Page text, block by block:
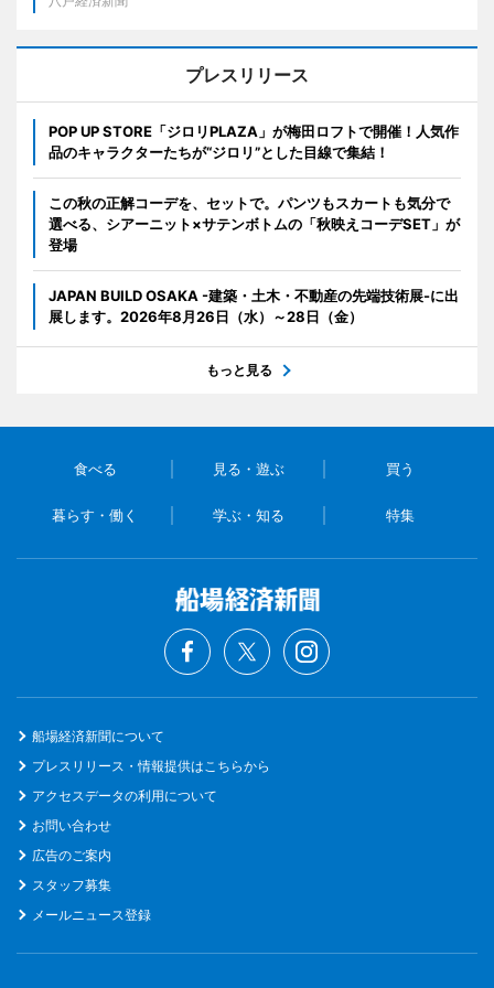
プレスリリース
POP UP STORE「ジロリPLAZA」が梅田ロフトで開催！人気作
品のキャラクターたちが“ジロリ”とした目線で集結！
この秋の正解コーデを、セットで。パンツもスカートも気分で
選べる、シアーニット×サテンボトムの「秋映えコーデSET」が
登場
JAPAN BUILD OSAKA -建築・土木・不動産の先端技術展-に出
展します。2026年8月26日（水）～28日（金）
もっと見る
食べる 見る・遊ぶ 買う
暮らす・働く 学ぶ・知る 特集
船場経済新聞について
プレスリリース・情報提供はこちらから
アクセスデータの利用について
お問い合わせ
広告のご案内
スタッフ募集
メールニュース登録